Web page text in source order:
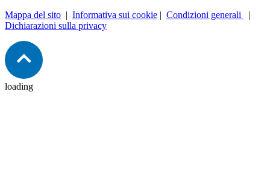
Mappa del sito | Informativa sui cookie | Condizioni generali
|
Dichiarazioni sulla privacy
loading